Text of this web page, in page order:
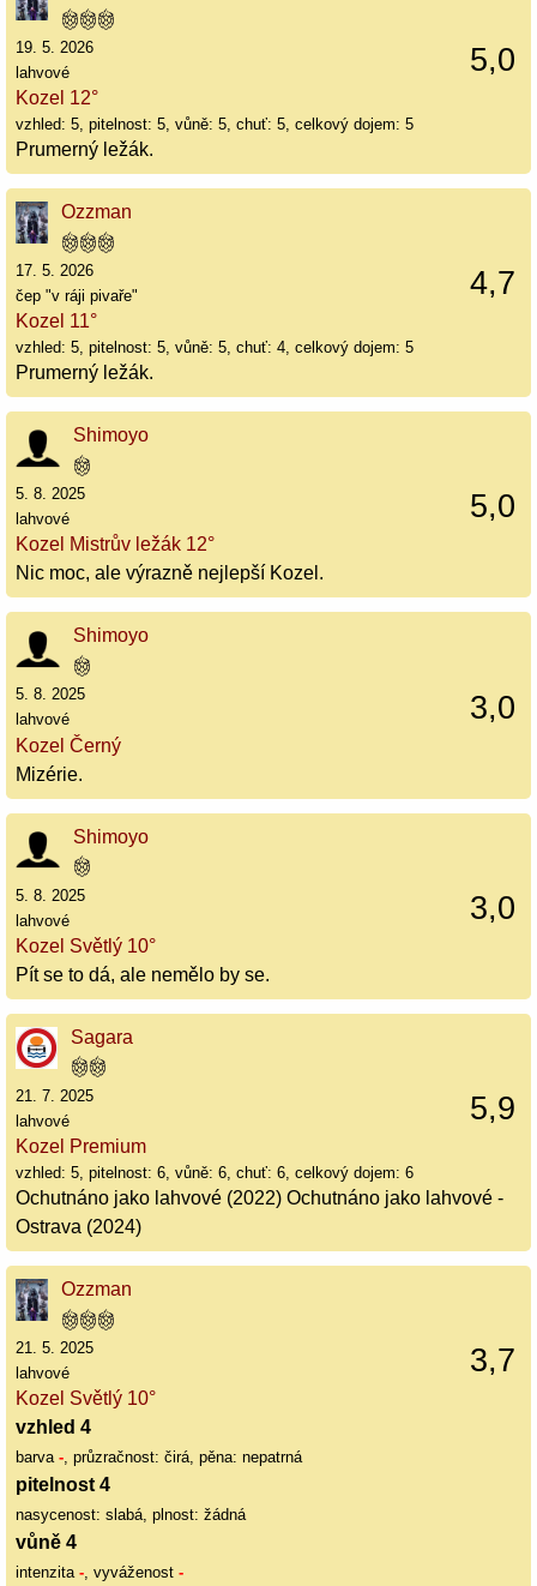
5,0
19. 5. 2026
lahvové
Kozel 12°
vzhled: 5, pitelnost: 5, vůně: 5, chuť: 5, celkový dojem: 5
Prumerný ležák.
Ozzman
4,7
17. 5. 2026
čep "v ráji pivaře"
Kozel 11°
vzhled: 5, pitelnost: 5, vůně: 5, chuť: 4, celkový dojem: 5
Prumerný ležák.
Shimoyo
5,0
5. 8. 2025
lahvové
Kozel Mistrův ležák 12°
Nic moc, ale výrazně nejlepší Kozel.
Shimoyo
3,0
5. 8. 2025
lahvové
Kozel Černý
Mizérie.
Shimoyo
3,0
5. 8. 2025
lahvové
Kozel Světlý 10°
Pít se to dá, ale nemělo by se.
Sagara
5,9
21. 7. 2025
lahvové
Kozel Premium
vzhled: 5, pitelnost: 6, vůně: 6, chuť: 6, celkový dojem: 6
Ochutnáno jako lahvové (2022) Ochutnáno jako lahvové -
Ostrava (2024)
Ozzman
3,7
21. 5. 2025
lahvové
Kozel Světlý 10°
vzhled 4
barva -, průzračnost: čirá, pěna: nepatrná
pitelnost 4
nasycenost: slabá, plnost: žádná
vůně 4
intenzita -, vyváženost -